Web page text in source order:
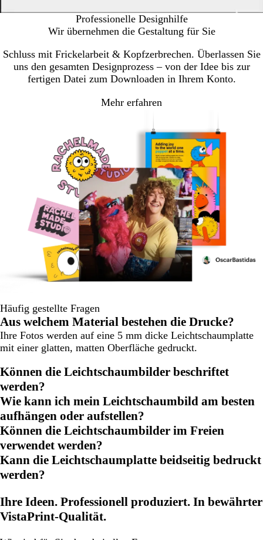
Professionelle Designhilfe
Wir übernehmen die Gestaltung für Sie
Schluss mit Frickelarbeit & Kopfzerbrechen. Überlassen Sie
uns den gesamten Designprozess – von der Idee bis zur
fertigen Datei zum Downloaden in Ihrem Konto.
Mehr erfahren
Häufig gestellte Fragen
Aus welchem Material bestehen die Drucke?
Ihre Fotos werden auf eine 5 mm dicke Leichtschaumplatte
mit einer glatten, matten Oberfläche gedruckt.
Können die Leichtschaumbilder beschriftet
werden?
Wie kann ich mein Leichtschaumbild am besten
aufhängen oder aufstellen?
Können die Leichtschaumbilder im Freien
verwendet werden?
Kann die Leichtschaumplatte beidseitig bedruckt
werden?
Ihre Ideen. Professionell produziert. In bewährter
VistaPrint-Qualität.